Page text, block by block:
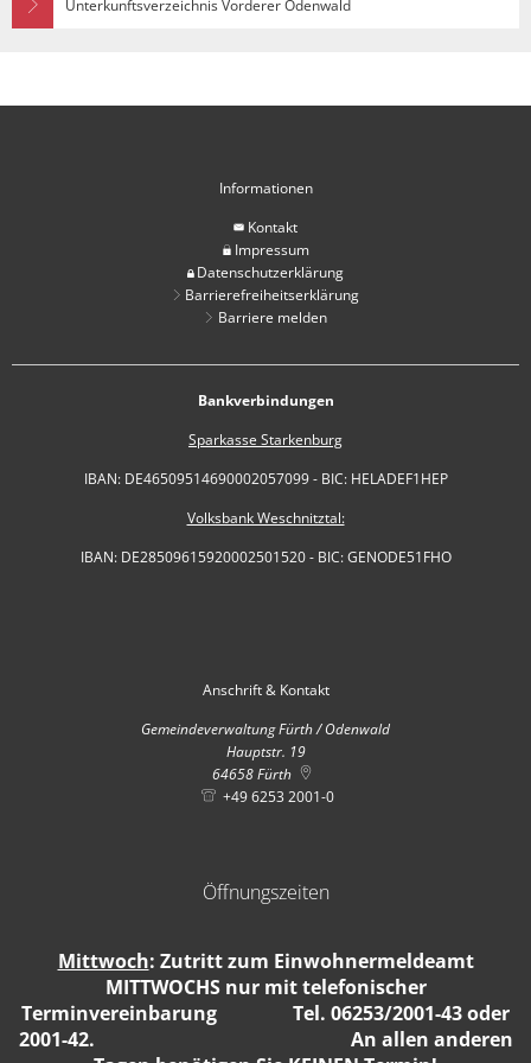
Unterkunftsverzeichnis Vorderer Odenwald
Informationen
Kontakt
Impressum
Datenschutzerklärung
Barrierefreiheitserklärung
Barriere melden
Bankverbindungen
Sparkasse Starkenburg
IBAN: DE46509514690002057099 - BIC: HELADEF1HEP
Volksbank Weschnitztal:
IBAN: DE28509615920002501520 - BIC: GENODE51FHO
Anschrift & Kontakt
Gemeindeverwaltung Fürth / Odenwald
Hauptstr. 19
64658 Fürth
+49 6253 2001-0
Öffnungszeiten
Mittwoch: Zutritt zum Einwohnermeldeamt
MITTWOCHS nur mit telefonischer
Terminvereinbarung Tel. 06253/2001-43 oder
2001-42. An allen anderen